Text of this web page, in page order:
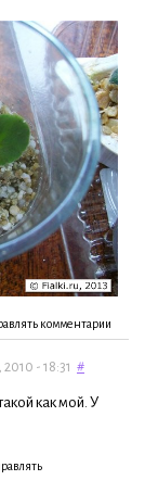
комментарии
2010 - 18:31 #
как мой. У